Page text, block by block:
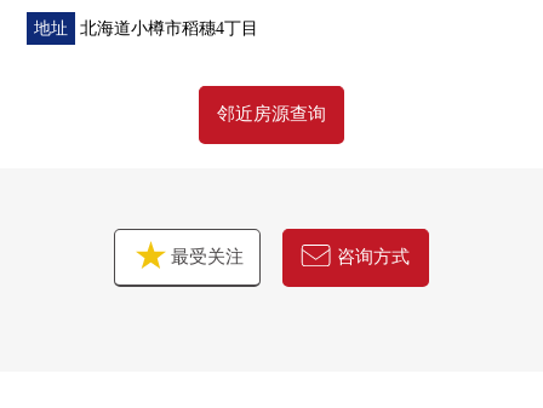
地址 北海道小樽市稻穗4丁目
邻近房源查询
最受关注 咨询方式